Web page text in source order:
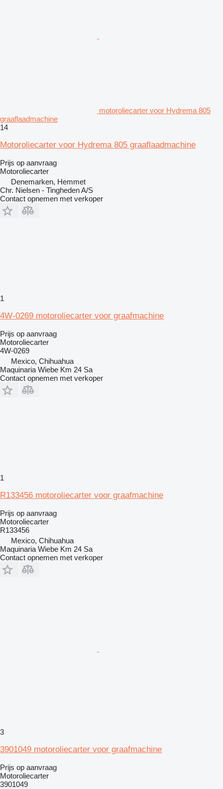
motoroliecarter voor Hydrema 805
graaflaadmachine
14
Motoroliecarter voor Hydrema 805 graaflaadmachine
Prijs op aanvraag
Motoroliecarter
Denemarken, Hemmet
Chr. Nielsen - Tingheden A/S
Contact opnemen met verkoper
1
4W-0269 motoroliecarter voor graafmachine
Prijs op aanvraag
Motoroliecarter
4W-0269
Mexico, Chihuahua
Maquinaria Wiebe Km 24 Sa
Contact opnemen met verkoper
1
R133456 motoroliecarter voor graafmachine
Prijs op aanvraag
Motoroliecarter
R133456
Mexico, Chihuahua
Maquinaria Wiebe Km 24 Sa
Contact opnemen met verkoper
3
3901049 motoroliecarter voor graafmachine
Prijs op aanvraag
Motoroliecarter
3901049